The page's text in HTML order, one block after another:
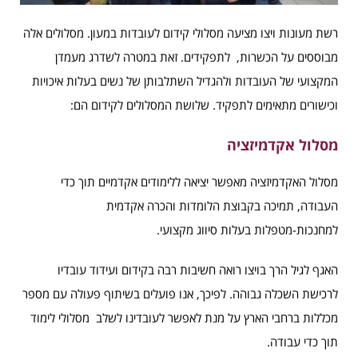
רשת מעונות ויצו מציעה מסלולי קידום לעובדות במעון. מסלולים אלה
מבוססים על הכשרות, לתפקידים. זאת במטרה לשדרג מעמדן
המקצועי של העובדות ולהגדיל השתלבותן של נשים בעלות איכויות
וכישורים מתאימים לתפקיד. שלושת המסלולים לקידום הם:
מסלול אקדמיזציה
מסלול האקדמיזציה מאפשר יציאה ללימודים אקדמיים תוך כדי
העבודה, תמיכה בקבוצת הלומדות והכרה אקדמית
למחנכות-מטפלות בעלות סיווג מקצועי.
האגף לגיל הרך בויצו רואה חשיבות רבה בקידום ועידוד עובדיו
לרכישת השכלה גבוהה. לפיכך, אנו פועלים בשיתוף פעולה עם מספר
מכללות ברחבי הארץ על מנת לאפשר לעובדינו לשלב מסלולי לימוד
תוך כדי עבודה.